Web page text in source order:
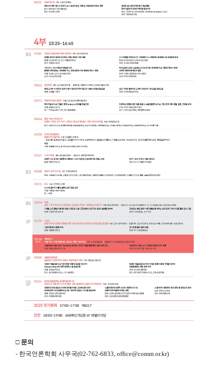
□ 문의
- 한국언론학회 사무국(02-762-6833, office@comm.or.kr)